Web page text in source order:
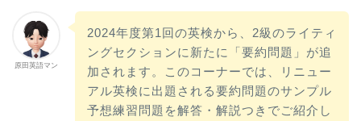
原田英語マン
2024年度第1回の英検から、2級のライティ
ングセクションに新たに「要約問題」が追
加されます。このコーナーでは、リニュー
アル英検に出題される要約問題のサンプル
予想練習問題を解答・解説つきでご紹介し